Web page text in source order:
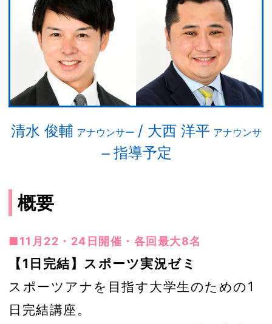
清水 俊輔 アナウンサー / 大西 洋平 アナウンサ
ー 指導予定
概要
■11月22・24日開催・各回最大8名
【1日完結】スポーツ実況ゼミ
スポーツアナを目指す大学生のための1
日完結講座。